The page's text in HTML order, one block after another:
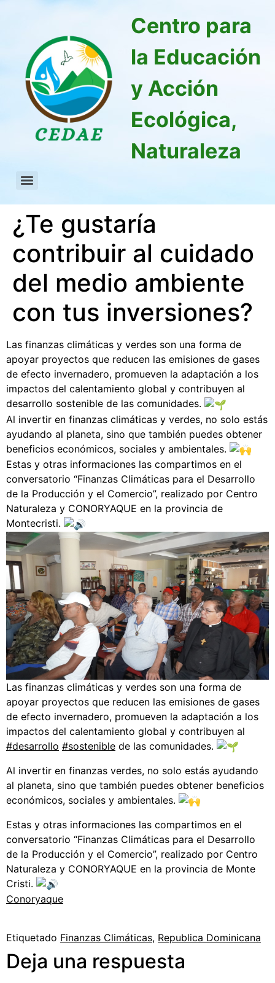
Centro para
la Educación
y Acción
Ecológica,
Naturaleza
¿Te gustaría
contribuir al cuidado
del medio ambiente
con tus inversiones?
Las finanzas climáticas y verdes son una forma de
apoyar proyectos que reducen las emisiones de gases
de efecto invernadero, promueven la adaptación a los
impactos del calentamiento global y contribuyen al
desarrollo sostenible de las comunidades.
Al invertir en finanzas climáticas y verdes, no solo estás
ayudando al planeta, sino que también puedes obtener
beneficios económicos, sociales y ambientales.
Estas y otras informaciones las compartimos en el
conversatorio “Finanzas Climáticas para el Desarrollo
de la Producción y el Comercio”, realizado por Centro
Naturaleza y CONORYAQUE en la provincia de
Montecristi.
Las finanzas climáticas y verdes son una forma de
apoyar proyectos que reducen las emisiones de gases
de efecto invernadero, promueven la adaptación a los
impactos del calentamiento global y contribuyen al
#desarrollo #sostenible de las comunidades.
Al invertir en finanzas verdes, no solo estás ayudando
al planeta, sino que también puedes obtener beneficios
económicos, sociales y ambientales.
Estas y otras informaciones las compartimos en el
conversatorio “Finanzas Climáticas para el Desarrollo
de la Producción y el Comercio”, realizado por Centro
Naturaleza y CONORYAQUE en la provincia de Monte
Cristi.
Conoryaque
Etiquetado Finanzas Climáticas, Republica Dominicana
Deja una respuesta